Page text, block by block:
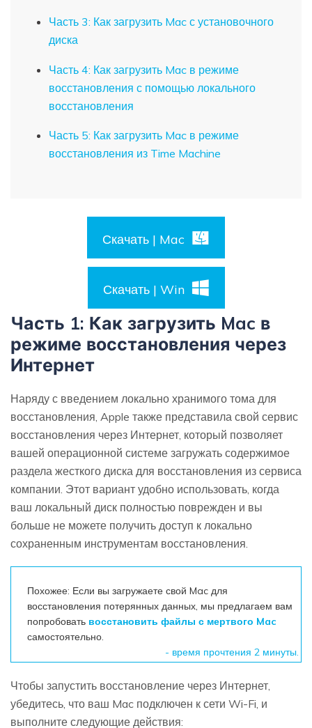
Часть 3: Как загрузить Mac с установочного
диска
Часть 4: Как загрузить Mac в режиме
восстановления с помощью локального
восстановления
Часть 5: Как загрузить Mac в режиме
восстановления из Time Machine
Скачать | Mac
Скачать | Win
Часть 1: Как загрузить Mac в
режиме восстановления через
Интернет
Наряду с введением локально хранимого тома для
восстановления, Apple также представила свой сервис
восстановления через Интернет, который позволяет
вашей операционной системе загружать содержимое
раздела жесткого диска для восстановления из сервиса
компании. Этот вариант удобно использовать, когда
ваш локальный диск полностью поврежден и вы
больше не можете получить доступ к локально
сохраненным инструментам восстановления.
Похожее: Если вы загружаете свой Mac для
восстановления потерянных данных, мы предлагаем вам
попробовать восстановить файлы с мертвого Mac
самостоятельно.
- время прочтения 2 минуты.
Чтобы запустить восстановление через Интернет,
убедитесь, что ваш Mac подключен к сети Wi-Fi, и
выполните следующие действия: